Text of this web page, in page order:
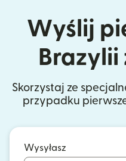
Wyślij
Brazylii
Skorzystaj ze
przypadku
Wysyłasz